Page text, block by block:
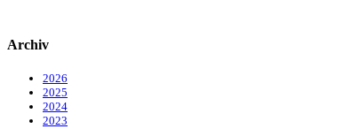
Archiv
2026
2025
2024
2023